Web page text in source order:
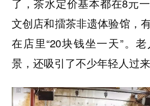
文创店和擂茶非遗体验馆，
在店里“20块钱坐一天”。
景，还吸引了不少年轻人过来